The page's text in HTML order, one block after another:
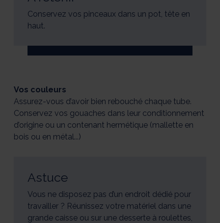
Conservez vos pinceaux dans un pot, tête en
haut.
Vos couleurs
Assurez-vous d’avoir bien rebouché chaque tube.
Conservez vos gouaches dans leur conditionnement
d’origine ou un contenant hermétique (mallette en
bois ou en métal...)
Astuce
Vous ne disposez pas d’un endroit dédié pour
travailler ? Réunissez votre matériel dans une
grande caisse ou sur une desserte à roulettes,